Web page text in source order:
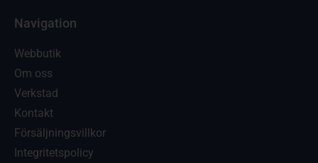
Navigation
Webbutik
Om oss
Verkstad
Kontakt
Försäljningsvillkor
Integritetspolicy